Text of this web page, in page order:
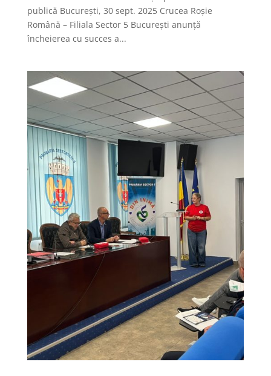
publică București, 30 sept. 2025 Crucea Roșie
Română – Filiala Sector 5 București anunță
încheierea cu succes a...